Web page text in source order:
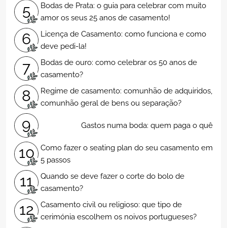
5
Bodas de Prata: o guia para celebrar com muito
amor os seus 25 anos de casamento!
6
Licença de Casamento: como funciona e como
deve pedi-la!
7
Bodas de ouro: como celebrar os 50 anos de
casamento?
8
Regime de casamento: comunhão de adquiridos,
comunhão geral de bens ou separação?
9 Gastos numa boda: quem paga o quê
10
Como fazer o seating plan do seu casamento em
5 passos
11
Quando se deve fazer o corte do bolo de
casamento?
12
Casamento civil ou religioso: que tipo de
cerimónia escolhem os noivos portugueses?